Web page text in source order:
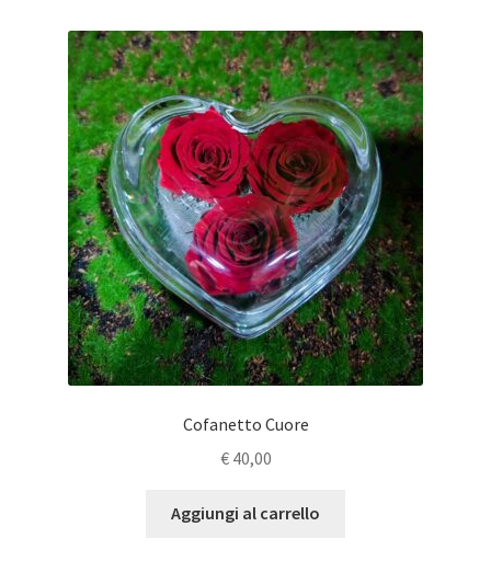
Request a Quote
Wishlist
Cofanetto Cuore
€40,00
Aggiungi al carrello